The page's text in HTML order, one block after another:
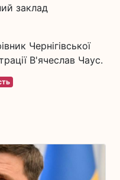
заклад
Чернігівської
В'ячеслав Чаус.